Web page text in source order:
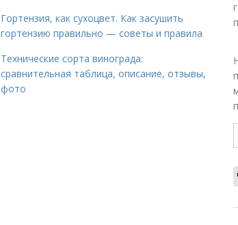
Гортензия, как сухоцвет. Как засушить
гортензию правильно — советы и правила
Технические сорта винограда:
сравнительная таблица, описание, отзывы,
фото